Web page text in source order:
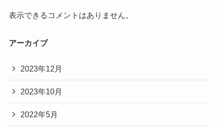
表示できるコメントはありません。
アーカイブ
2023年12月
2023年10月
2022年5月